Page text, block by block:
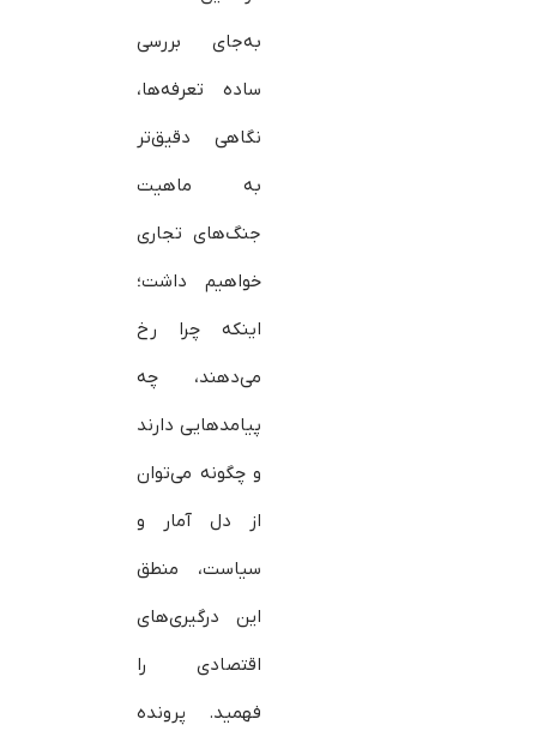
به‌جای بررسی
ساده تعرفه‌ها،
نگاهی دقیق‌تر
به ماهیت
جنگ‌های تجاری
خواهیم داشت؛
اینکه چرا رخ
می‌دهند، چه
پیامدهایی دارند
و چگونه می‌توان
از دل آمار و
سیاست، منطق
این درگیری‌های
اقتصادی را
فهمید. پرونده